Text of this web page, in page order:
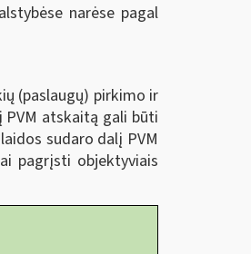
narėse pagal
(paslaugų) pirkimo ir
atskaitą gali būti
sudaro dalį PVM
pagrįsti objektyviais